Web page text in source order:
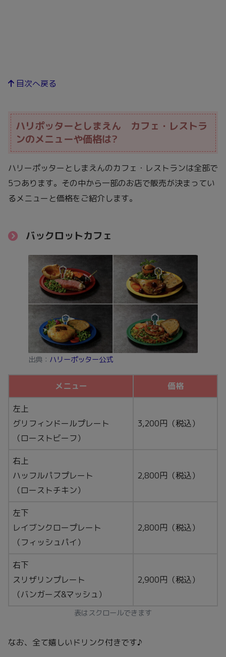
目次へ戻る
ハリポッターとしまえん カフェ・レストラ
ンのメニューや価格は?
ハリーポッターとしまえんのカフェ・レストランは全部で
5つあります。その中から一部のお店で販売が決まってい
るメニューと価格をご紹介します。
バックロットカフェ
出典： ハリーポッター公式
メニュー 価格
左上
グリフィンドールプレート
（ローストビーフ）
3,200円（税込）
右上
ハッフルパフプレート
（ローストチキン）
2,800円（税込）
左下
レイブンクロープレート
（フィッシュパイ）
2,800円（税込）
右下
スリザリンプレート
（バンガーズ&マッシュ）
2,900円（税込）
表はスクロールできます
なお、全て嬉しいドリンク付きです♪